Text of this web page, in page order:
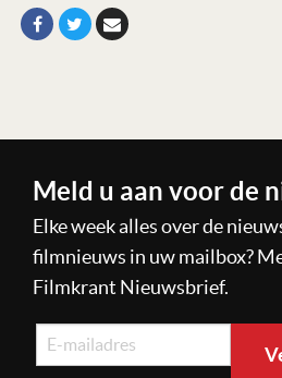
Meld u aan voor de
Elke week alles over de
filmnieuws in uw mailbox?
Filmkrant Nieuwsbrief.